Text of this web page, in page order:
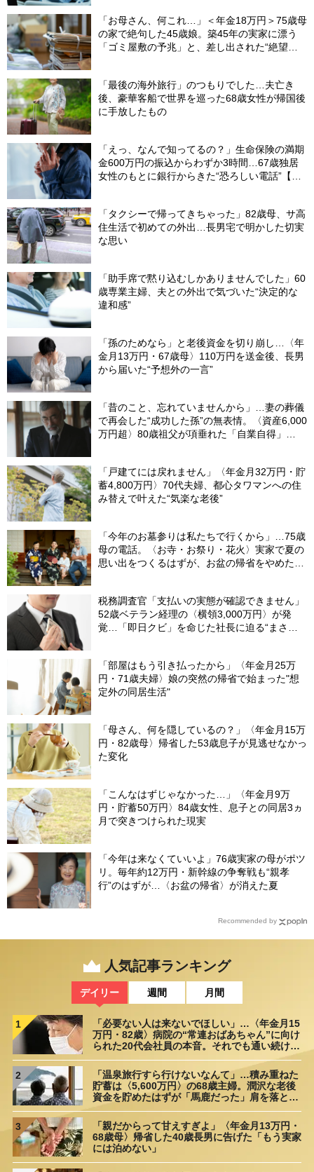
「お母さん、何これ…」＜年金18万円＞75歳母
の家で絶句した45歳娘。築45年の実家に漂う
「ゴミ屋敷の予兆」と、差し出された“絶望の
「最後の海外旅行」のつもりでした…夫亡き
後、豪華客船で世界を巡った68歳女性が帰国後
に手放したもの
「えっ、なんで知ってるの？」生命保険の満期
金600万円の振込からわずか3時間…67歳独居
女性のもとに銀行からきた“恐ろしい電話”【FP
「タクシーで帰ってきちゃった」82歳母、サ高
住生活で初めての外出…長男宅で明かした切実
な思い
「助手席で黙り込むしかありませんでした」60
歳専業主婦、夫との外出で気づいた“決定的な
違和感”
「孫のためなら」と老後資金を切り崩し…〈年
金月13万円・67歳母〉110万円を送金後、長男
から届いた“予想外の一言”
「昔のこと、忘れていませんから」…妻の葬儀
で再会した“成功した孫”の無表情。〈資産6,000
万円超〉80歳祖父が項垂れた「自業自得」
「戸建てには戻れません」〈年金月32万円・貯
蓄4,800万円〉70代夫婦、都心タワマンへの住
み替えで叶えた“気楽な老後”
「今年のお墓参りは私たちで行くから」…75歳
母の電話。〈お寺・お祭り・花火〉実家で夏の
思い出をつくるはずが、お盆の帰省をやめた理
税務調査官「支払いの実態が確認できません」
52歳ベテラン経理の〈横領3,000万円〉が発
覚…「即日クビ」を命じた社長に迫る“まさか
「部屋はもう引き払ったから」〈年金月25万
円・71歳夫婦〉娘の突然の帰省で始まった"想
定外の同居生活"
「母さん、何を隠しているの？」〈年金月15万
円・82歳母〉帰省した53歳息子が見逃せなかっ
た変化
「こんなはずじゃなかった…」〈年金月9万
円・貯蓄50万円〉84歳女性、息子との同居3ヵ
月で突きつけられた現実
「今年は来なくていいよ」76歳実家の母がポツ
リ。毎年約12万円・新幹線の争奪戦も“親孝
行”のはずが…〈お盆の帰省〉が消えた夏
Recommended by
人気記事ランキング
デイリー 週間 月間
1
「必要ない人は来ないでほしい」…〈年金月15
万円・82歳〉病院の“常連おばあちゃん”に向け
られた20代会社員の本音。それでも通い続ける
2
「温泉旅行すら行けないなんて」…積み重ねた
貯蓄は〈5,600万円〉の68歳主婦。潤沢な老後
資金を貯めたはずが「馬鹿だった」肩を落とす
3
「親だからって甘えすぎよ」〈年金月13万円・
68歳母〉帰省した40歳長男に告げた「もう実家
には泊めない」